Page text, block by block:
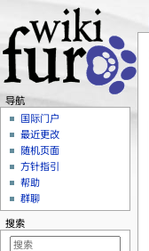
导航
国际门户
最近更改
随机页面
方针指引
帮助
群聊
搜索